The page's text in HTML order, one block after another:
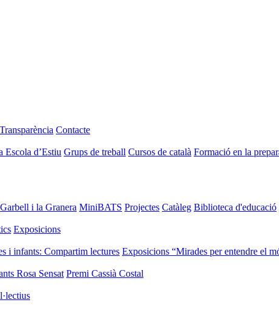
Transparència Contacte
Escola d’Estiu Grups de treball Cursos de català Formació en la
Garbell i la Granera MiniBATS Projectes Catàleg Biblioteca d'educació
Exposicions
i infants: Compartim lectures Exposicions “Mirades per entendre el
Rosa Sensat Premi Cassià Costal